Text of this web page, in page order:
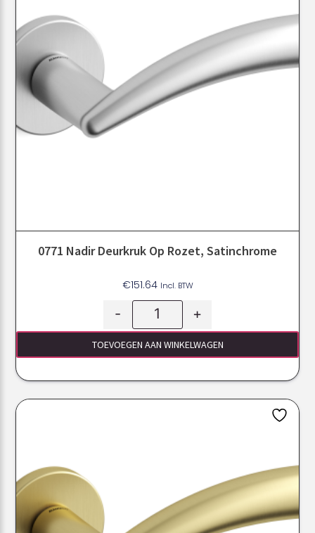
0771 Nadir Deurkruk Op Rozet, Satinchrome
€151.64 Incl. BTW
- +
TOEVOEGEN AAN WINKELWAGEN